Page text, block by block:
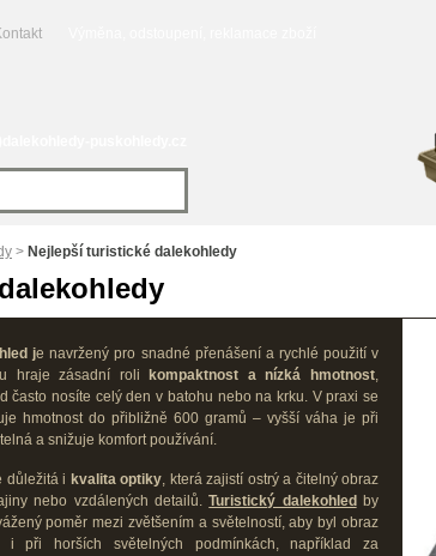
> Nejlepší turistické dalekohledy
je navržený pro snadné přenášení a rychlé použití v
hraje zásadní roli
kompaktnost a nízká hmotnost,
často nosíte celý den v batohu nebo na krku. V praxi se
hmotnost do přibližně 600 gramů – vyšší váha je při
a snižuje komfort používání.
důležitá i kvalita optiky, která zajistí ostrý a čitelný obraz
nebo vzdálených detailů.Turistický dalekohled by
poměr mezi zvětšením a světelností, aby byl obraz
i při horších světelných podmínkách, například za